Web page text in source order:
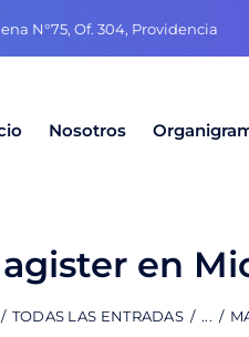
N°75, Of. 304, Providencia
Nosotros
en
TODAS LAS ENTRADAS ...